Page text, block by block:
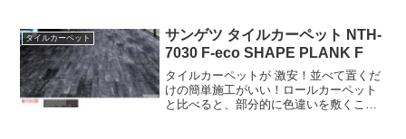
ルした糸「エコニールR」を使用していま
す。
タイルカーペット
サンゲツ タイルカーペット NTH-
7030 F-eco SHAPE PLANK F
タイルカーペットが 激安！並べて置くだ
けの簡単施工がいい！ロールカーペット
と比べると、部分的に色違いを敷くこと